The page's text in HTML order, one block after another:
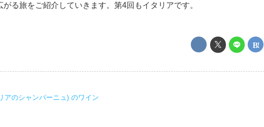
る旅をご紹介していきます。第4回もイタリアです。
アのシャンパーニュ) のワイン